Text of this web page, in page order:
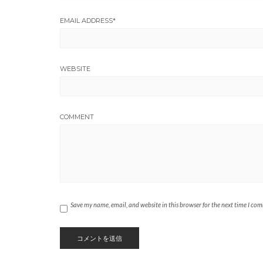
EMAIL ADDRESS*
WEBSITE
COMMENT
Save my name, email, and website in this browser for the next time I